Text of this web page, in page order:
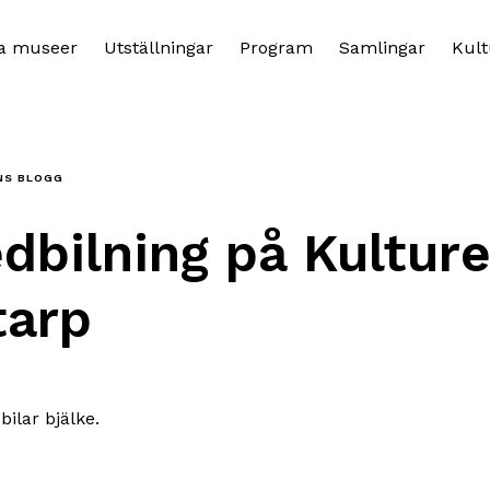
museer Utställningar Program Samlingar
BLOGG
på